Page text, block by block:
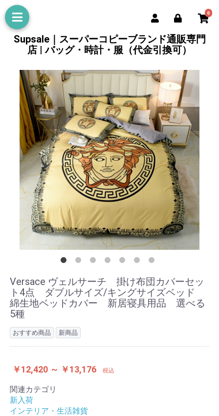
0
Supsale｜スーパーコピーブランド通販専門
店 | バッグ・時計・服（代金引換可）
Versace ヴェルサーチ 掛け布団カバーセッ
ト4点 ダブルサイズ/キングサイズベッド
綿生地ベッドカバー 新居寝具用品 選べる
5種
おすすめ商品 新商品
￥12,420 ～ ￥13,176 税込
関連カテゴリ
新入荷
インテリア・生活雑貨